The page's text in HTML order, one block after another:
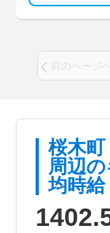
前のページ
桜木
周辺
均時給